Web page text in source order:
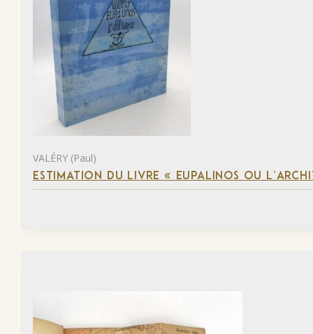
VALÉRY (Paul)
ESTIMATION DU LIVRE « EUPALINOS OU